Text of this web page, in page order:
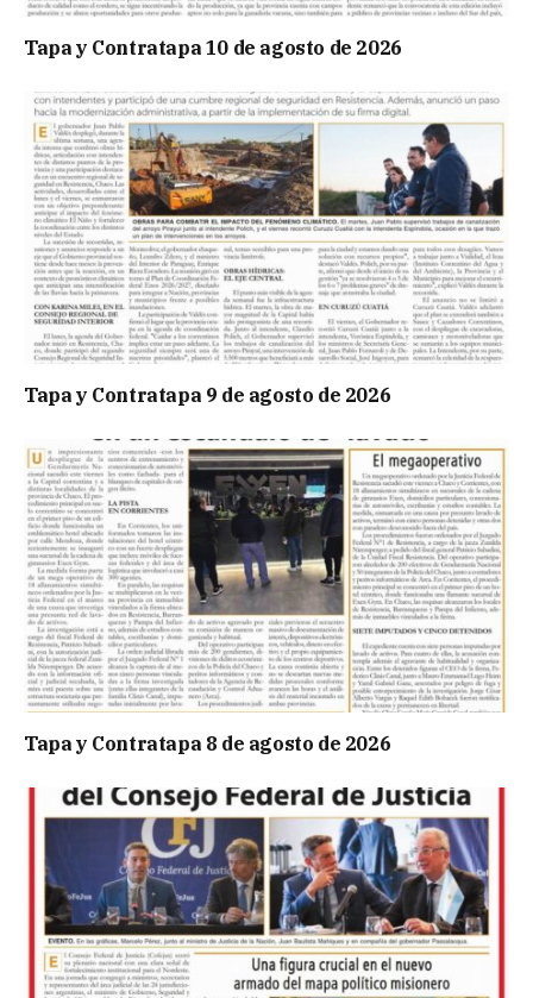
Tapa y Contratapa 10 de agosto de 2026
Tapa y Contratapa 9 de agosto de 2026
Tapa y Contratapa 8 de agosto de 2026